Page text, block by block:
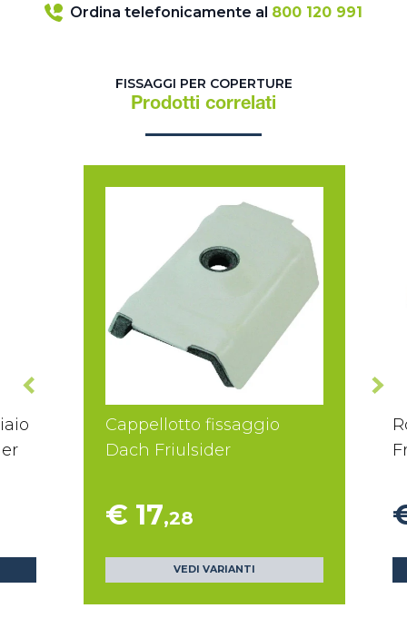
Ordina telefonicamente al 800 120 991
FISSAGGI PER COPERTURE
Prodotti correlati
Cappellotto fissaggio
Dach Friulsider
€ 17,28
VEDI VARIANTI